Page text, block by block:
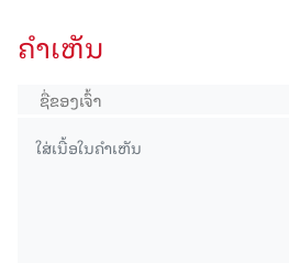
ຄໍາເຫັນ